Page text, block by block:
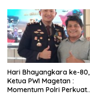
Hari Bhayangkara ke-80,
Ketua PWI Magetan :
Momentum Polri Perkuat